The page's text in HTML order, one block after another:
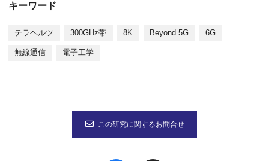
キーワード
テラヘルツ 300GHz帯 8K Beyond 5G 6G
無線通信 電子工学
この研究に関するお問合せ